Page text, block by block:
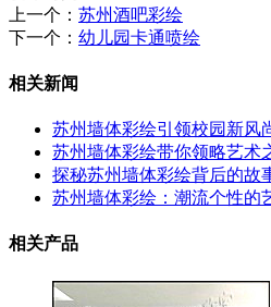
上一个： 苏州酒吧彩绘
下一个： 幼儿园卡通喷绘
相关新闻
苏州墙体彩绘引领校园新风
苏州墙体彩绘带你领略艺术
探秘苏州墙体彩绘背后的故
苏州墙体彩绘：潮流个性的
相关产品